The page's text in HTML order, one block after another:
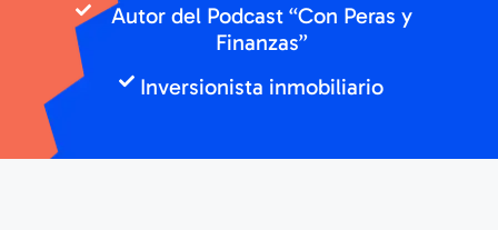
Autor del Podcast “Con Peras y
Finanzas”
Inversionista inmobiliario